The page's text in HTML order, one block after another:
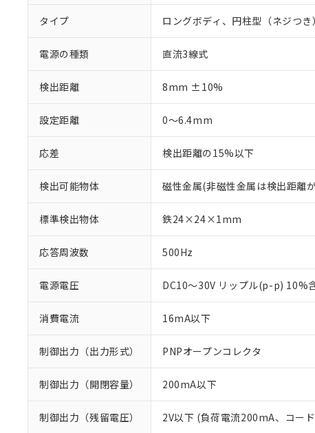
タイプ ロングボディ、円柱型（ネジつ
電源の種類 直流3線式
検出距離 8mm ±10%
設定距離 0～6.4mm
応差 検出距離の15%以下
検出可能物体 磁性金属(非磁性金属は検出距離
標準検出物体 鉄24×24×1mm
応答周波数 500Hz
電源電圧 DC10～30V リップル(p-p) 10%
消費電流 16mA以下
制御出力（出力形式） PNPオープンコレクタ
制御出力（開閉容量） 200mA以下
制御出力（残留電圧） 2V以下 (負荷電流200mA、コー